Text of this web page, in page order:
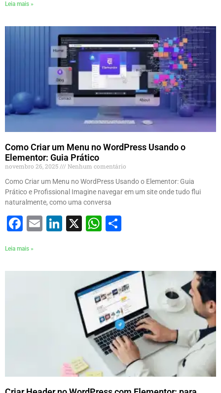
Leia mais »
Como Criar um Menu no WordPress Usando o
Elementor: Guia Prático
novembro 26, 2025
Nenhum comentário
Como Criar um Menu no WordPress Usando o Elementor: Guia
Prático e Profissional Imagine navegar em um site onde tudo flui
naturalmente, como uma conversa
Facebook
EmailLinkedIn
X WhatsApp
Leia mais »